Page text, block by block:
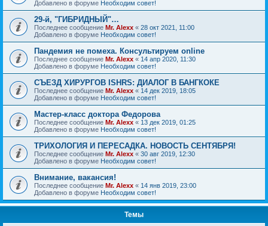
Добавлено в форуме Необходим совет!
29-й, "ГИБРИДНЫЙ"…
Последнее сообщение Mr. Alexx « 28 окт 2021, 11:00
Добавлено в форуме Необходим совет!
Пандемия не помеха. Консультируем online
Последнее сообщение Mr. Alexx « 14 апр 2020, 11:30
Добавлено в форуме Необходим совет!
СЪЕЗД ХИРУРГОВ ISHRS: ДИАЛОГ В БАНГКОКЕ
Последнее сообщение Mr. Alexx « 14 дек 2019, 18:05
Добавлено в форуме Необходим совет!
Мастер-класс доктора Федорова
Последнее сообщение Mr. Alexx « 13 дек 2019, 01:25
Добавлено в форуме Необходим совет!
ТРИХОЛОГИЯ И ПЕРЕСАДКА. НОВОСТЬ СЕНТЯБРЯ!
Последнее сообщение Mr. Alexx « 30 авг 2019, 12:30
Добавлено в форуме Необходим совет!
Внимание, вакансия!
Последнее сообщение Mr. Alexx « 14 янв 2019, 23:00
Добавлено в форуме Необходим совет!
Темы